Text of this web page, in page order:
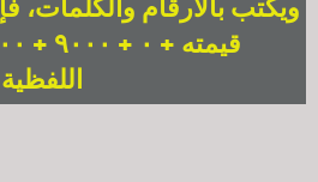
ويكتب بالأرقام والكلمات،